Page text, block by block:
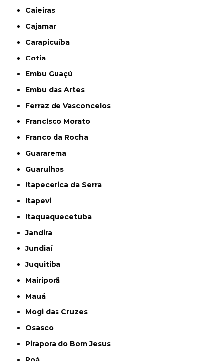
Caieiras
Cajamar
Carapicuíba
Cotia
Embu Guaçú
Embu das Artes
Ferraz de Vasconcelos
Francisco Morato
Franco da Rocha
Guararema
Guarulhos
Itapecerica da Serra
Itapevi
Itaquaquecetuba
Jandira
Jundiaí
Juquitiba
Mairiporã
Mauá
Mogi das Cruzes
Osasco
Pirapora do Bom Jesus